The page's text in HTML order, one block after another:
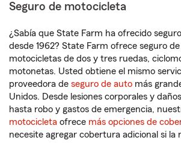
Seguro de motocicleta
¿Sabía que State Farm ha ofrecido
desde 1962? State Farm ofrece seguro
motocicletas de dos y tres ruedas,
motonetas. Usted obtiene el mismo
proveedora de seguro de auto más
Unidos. Desde lesiones corporales y
hasta robo y gastos de emergencia,
motocicleta ofrece más opciones de
necesite agregar cobertura adicional si la